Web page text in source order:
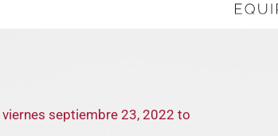
viernes septiembre 23, 2022 to